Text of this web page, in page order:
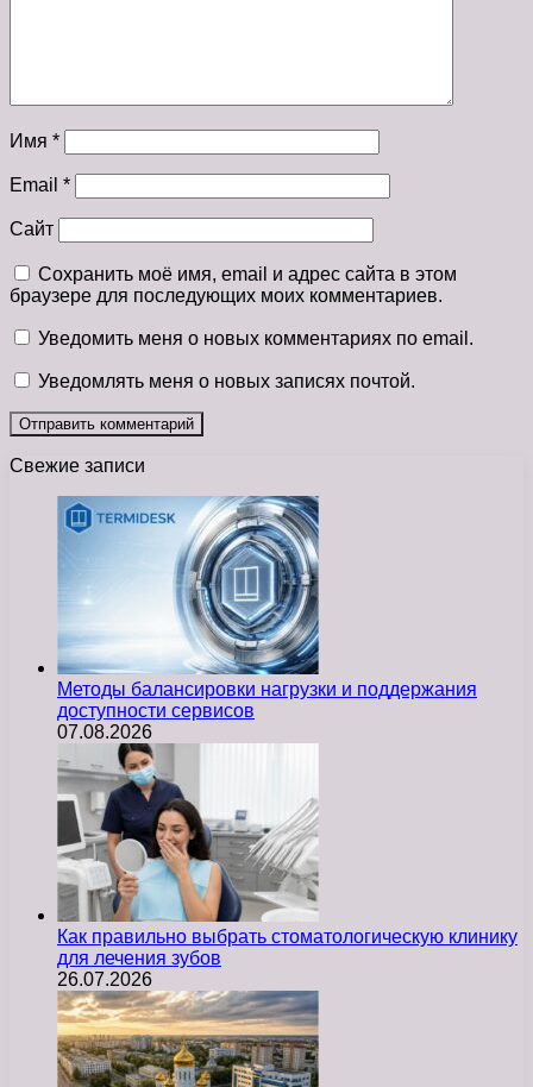
Имя *
Email *
Сайт
Сохранить моё имя, email и адрес сайта в этом
браузере для последующих моих комментариев.
Уведомить меня о новых комментариях по email.
Уведомлять меня о новых записях почтой.
Свежие записи
Методы балансировки нагрузки и поддержания
доступности сервисов
07.08.2026
Как правильно выбрать стоматологическую клинику
для лечения зубов
26.07.2026